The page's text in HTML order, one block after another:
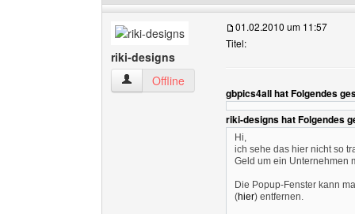
riki-designs
riki-designs Benutzer-Profile anzeigen
Offline
01.02.2010 um 11:57
Titel:
gbpics4all hat Folgendes
riki-designs hat Folgendes
Hi,
ich sehe das hier nicht so
Geld um ein Unternehmen
Die Popup-Fenster kann
(hier) entfernen.